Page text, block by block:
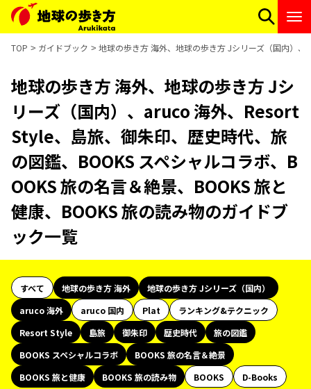
TOP ガイドブック 地球の歩き方 海外、地球の歩き方 Jシリーズ（国内）
地球の歩き方 海外、地球の歩き方 Jシ
リーズ（国内）、aruco 海外、Resort
Style、島旅、御朱印、歴史時代、旅
の図鑑、BOOKS スペシャルコラボ、B
OOKS 旅の名言＆絶景、BOOKS 旅と
健康、BOOKS 旅の読み物のガイドブ
ック一覧
すべて 地球の歩き方 海外
地球の歩き方 Jシリーズ（国内）
aruco 海外
aruco 国内 Plat
ランキング&テクニック
Resort Style
島旅 御朱印 歴史時代
旅の図鑑
BOOKS スペシャルコラボ
BOOKS 旅の名言＆絶景
BOOKS 旅と健康
BOOKS 旅の読み物 BOOKS
D-Books